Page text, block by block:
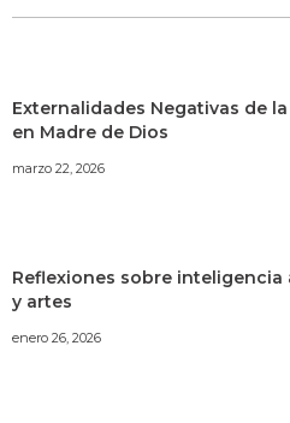
Externalidades Negativas de
en Madre de Dios
marzo 22, 2026
Reflexiones sobre
y artes
enero 26, 2026